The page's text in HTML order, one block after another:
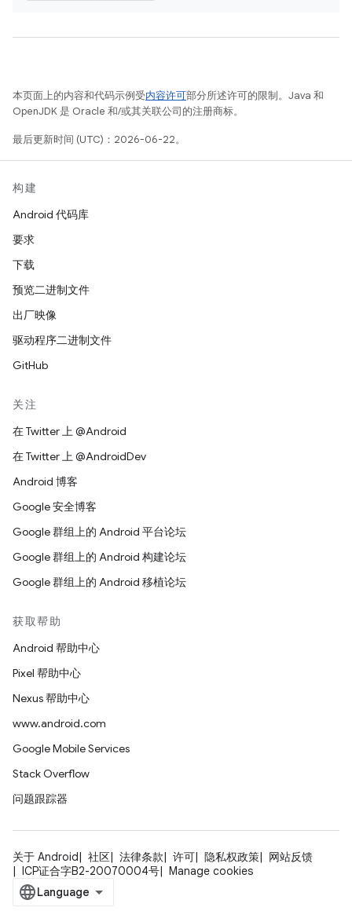
本页面上的内容和代码示例受内容许可部分所述许可的限制。Java 和
OpenJDK 是 Oracle 和/或其关联公司的注册商标。
最后更新时间 (UTC)：2026-06-22。
构建
Android 代码库
要求
下载
预览二进制文件
出厂映像
驱动程序二进制文件
GitHub
关注
在 Twitter 上 @Android
在 Twitter 上 @AndroidDev
Android 博客
Google 安全博客
Google 群组上的 Android 平台论坛
Google 群组上的 Android 构建论坛
Google 群组上的 Android 移植论坛
获取帮助
Android 帮助中心
Pixel 帮助中心
Nexus 帮助中心
www.android.com
Google Mobile Services
Stack Overflow
问题跟踪器
关于 Android 社区 法律条款 许可 隐私权政策
网站反馈
ICP证合字B2-20070004号
Manage cookies